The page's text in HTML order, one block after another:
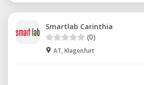
Smartlab Carinthia
(0)
AT, Klagenfurt